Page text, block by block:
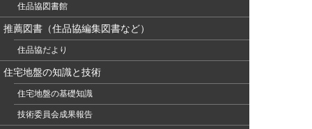
住品協図書館
推薦図書（住品協編集図書など）
住品協だより
住宅地盤の知識と技術
住宅地盤の基礎知識
技術委員会成果報告